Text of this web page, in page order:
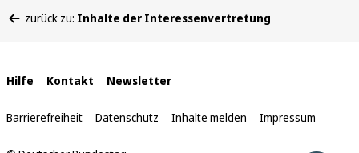
befinden
zurück zu: Inhalte der Interessenvertretung
Interne
Links
Hilfe Kontakt Newsletter
Barrierefreiheit Datenschutz Inhalte melden Impressum